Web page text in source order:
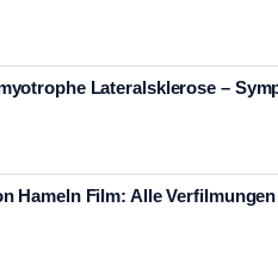
Lateralsklerose –
Hameln Film: Alle